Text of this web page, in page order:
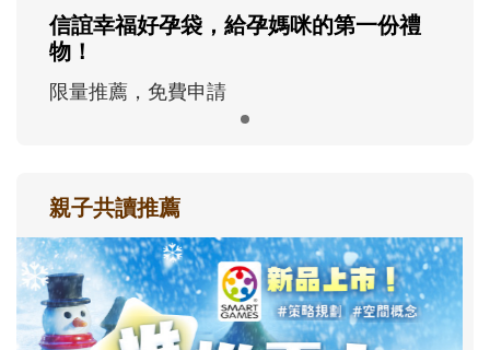
信誼幸福好孕袋，給孕媽咪的第一份禮
物！
限量推薦，免費申請
親子共讀推薦